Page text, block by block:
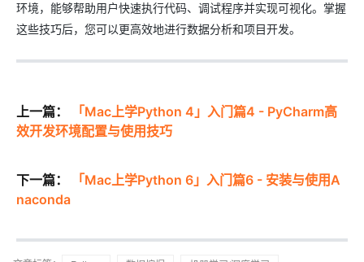
环境，能够帮助用户快速执行代码、调试程序并实现可视化。掌握
这些技巧后，您可以更高效地进行数据分析和项目开发。
上一篇：
「Mac上学Python 4」入门篇4 - PyCharm高
效开发环境配置与使用技巧
下一篇：
「Mac上学Python 6」入门篇6 - 安装与使用A
naconda